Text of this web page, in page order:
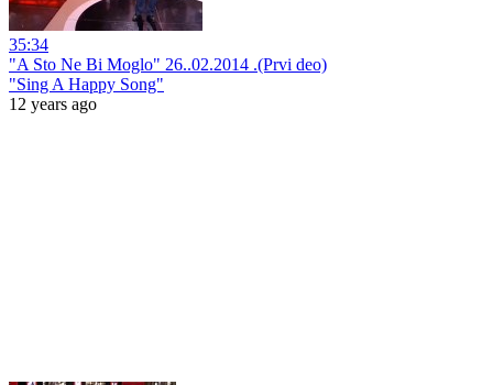
35:34
"A Sto Ne Bi Moglo" 26..02.2014 .(Prvi deo)
"Sing A Happy Song"
12 years ago